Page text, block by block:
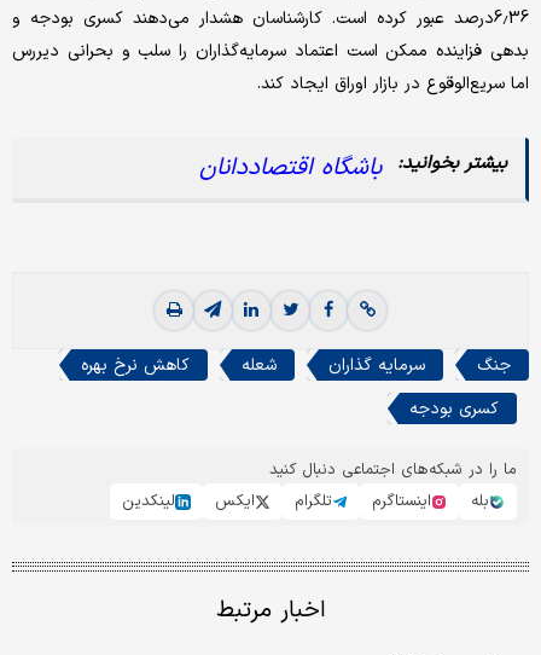
6.36درصد عبور کرده است. کارشناسان هشدار می‌دهند کسری بودجه و
بدهی فزاینده ممکن است اعتماد سرمایه‌گذاران را سلب و بحرانی دیررس
اما سریع‌الوقوع در بازار اوراق ایجاد کند.
باشگاه اقتصاددانان
جنگ سرمایه گذاران شعله
کاهش نرخ بهره
کسری بودجه
ما را در شبکه‌های اجتماعی دنبال کنید
بله
اینستاگرم تلگرام ایکس لینکدین
اخبار مرتبط